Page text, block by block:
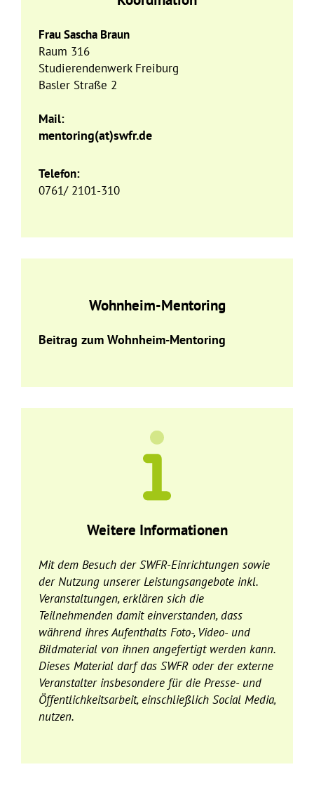
Frau Sascha Braun
Raum 316
Studierendenwerk Freiburg
Basler Straße 2
Mail:
mentoring(at)swfr.de
Telefon:
0761/ 2101-310
Wohnheim-Mentoring
Beitrag zum Wohnheim-Mentoring
Weitere Informationen
Mit dem Besuch der SWFR-Einrichtungen sowie
der Nutzung unserer Leistungsangebote inkl.
Veranstaltungen, erklären sich die
Teilnehmenden damit einverstanden, dass
während ihres Aufenthalts Foto-, Video- und
Bildmaterial von ihnen angefertigt werden kann.
Dieses Material darf das SWFR oder der externe
Veranstalter insbesondere für die Presse- und
Öffentlichkeitsarbeit, einschließlich Social Media,
nutzen.